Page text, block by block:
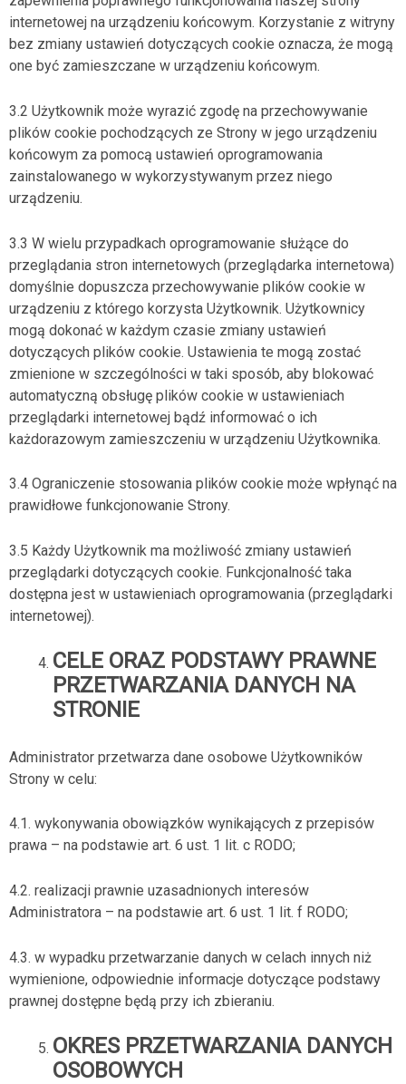
internetowej na urządzeniu końcowym. Korzystanie z witryny
bez zmiany ustawień dotyczących cookie oznacza, że mogą
one być zamieszczane w urządzeniu końcowym.
3.2 Użytkownik może wyrazić zgodę na przechowywanie
plików cookie pochodzących ze Strony w jego urządzeniu
końcowym za pomocą ustawień oprogramowania
zainstalowanego w wykorzystywanym przez niego
urządzeniu.
3.3 W wielu przypadkach oprogramowanie służące do
przeglądania stron internetowych (przeglądarka internetowa)
domyślnie dopuszcza przechowywanie plików cookie w
urządzeniu z którego korzysta Użytkownik. Użytkownicy
mogą dokonać w każdym czasie zmiany ustawień
dotyczących plików cookie. Ustawienia te mogą zostać
zmienione w szczególności w taki sposób, aby blokować
automatyczną obsługę plików cookie w ustawieniach
przeglądarki internetowej bądź informować o ich
każdorazowym zamieszczeniu w urządzeniu Użytkownika.
3.4 Ograniczenie stosowania plików cookie może wpłynąć na
prawidłowe funkcjonowanie Strony.
3.5 Każdy Użytkownik ma możliwość zmiany ustawień
przeglądarki dotyczących cookie. Funkcjonalność taka
dostępna jest w ustawieniach oprogramowania (przeglądarki
internetowej).
CELE ORAZ PODSTAWY PRAWNE
PRZETWARZANIA DANYCH NA
STRONIE
Administrator przetwarza dane osobowe Użytkowników
Strony w celu:
4.1. wykonywania obowiązków wynikających z przepisów
prawa – na podstawie art. 6 ust. 1 lit. c RODO;
4.2. realizacji prawnie uzasadnionych interesów
Administratora – na podstawie art. 6 ust. 1 lit. f RODO;
4.3. w wypadku przetwarzanie danych w celach innych niż
wymienione, odpowiednie informacje dotyczące podstawy
prawnej dostępne będą przy ich zbieraniu.
OKRES PRZETWARZANIA DANYCH
OSOBOWYCH